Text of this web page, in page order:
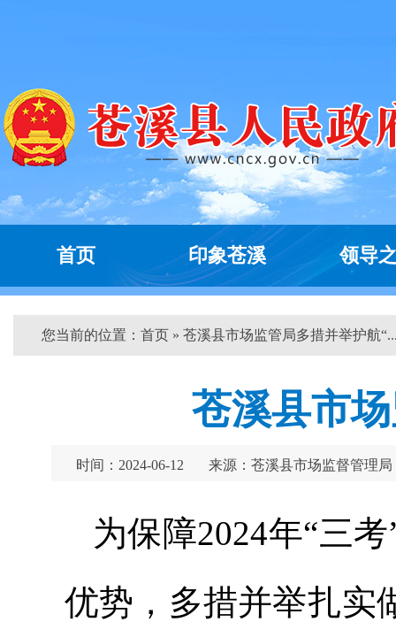
首页 印象苍溪 领导
您当前的位置： 首页 » 苍溪县市场监管局多措并举护航
苍溪县市
时间：2024-06-12 来源：苍溪县市场监督管理局
为保障2024年“三
优势，多措并举扎实